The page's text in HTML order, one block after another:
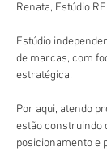
Renata, Estúdio
Estúdio
de marcas, com
estratégica.
Por aqui, atendo
estão construindo
posicionamento e